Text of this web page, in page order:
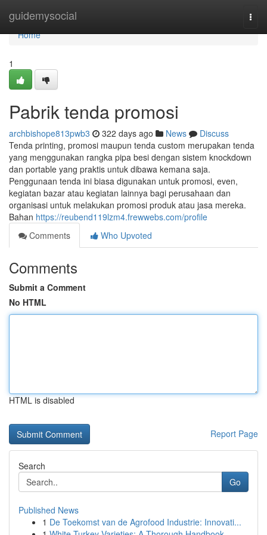
guidemysocial
Home
Home
1
Pabrik tenda promosi
archbishope813pwb3 322 days ago News
Discuss
Tenda printing, promosi maupun tenda custom merupakan tenda
yang menggunakan rangka pipa besi dengan sistem knockdown
dan portable yang praktis untuk dibawa kemana saja.
Penggunaan tenda ini biasa digunakan untuk promosi, even,
kegiatan bazar atau kegiatan lainnya bagi perusahaan dan
organisasi untuk melakukan promosi produk atau jasa mereka.
Bahan https://reubend119lzm4.frewwebs.com/profile
Comments
Who Upvoted
Comments
Submit a Comment
No HTML
HTML is disabled
Report Page
Search
Go
Published News
1 De Toekomst van de Agrofood Industrie: Innovati...